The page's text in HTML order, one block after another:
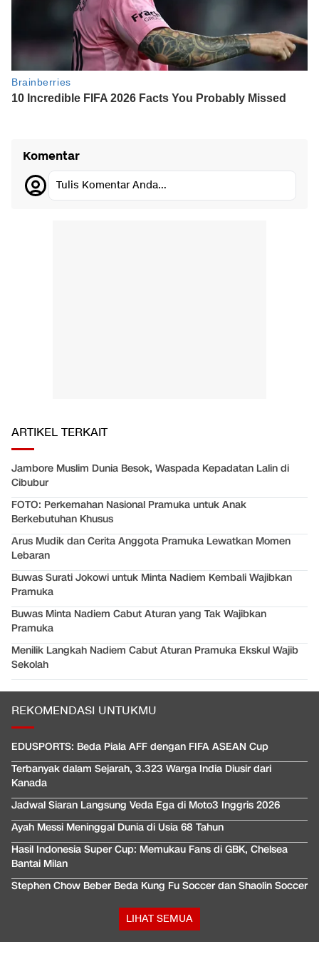
Komentar
Tulis Komentar Anda...
ARTIKEL TERKAIT
Jambore Muslim Dunia Besok, Waspada Kepadatan Lalin di
Cibubur
FOTO: Perkemahan Nasional Pramuka untuk Anak
Berkebutuhan Khusus
Arus Mudik dan Cerita Anggota Pramuka Lewatkan Momen
Lebaran
Buwas Surati Jokowi untuk Minta Nadiem Kembali Wajibkan
Pramuka
Buwas Minta Nadiem Cabut Aturan yang Tak Wajibkan
Pramuka
Menilik Langkah Nadiem Cabut Aturan Pramuka Ekskul Wajib
Sekolah
REKOMENDASI UNTUKMU
EDUSPORTS: Beda Piala AFF dengan FIFA ASEAN Cup
Terbanyak dalam Sejarah, 3.323 Warga India Diusir dari
Kanada
Jadwal Siaran Langsung Veda Ega di Moto3 Inggris 2026
Ayah Messi Meninggal Dunia di Usia 68 Tahun
Hasil Indonesia Super Cup: Memukau Fans di GBK, Chelsea
Bantai Milan
Stephen Chow Beber Beda Kung Fu Soccer dan Shaolin Soccer
LIHAT SEMUA